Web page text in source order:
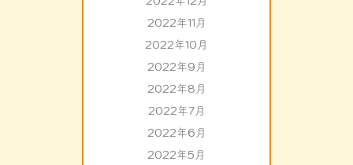
2022年11月
2022年10月
2022年9月
2022年8月
2022年7月
2022年6月
2022年5月